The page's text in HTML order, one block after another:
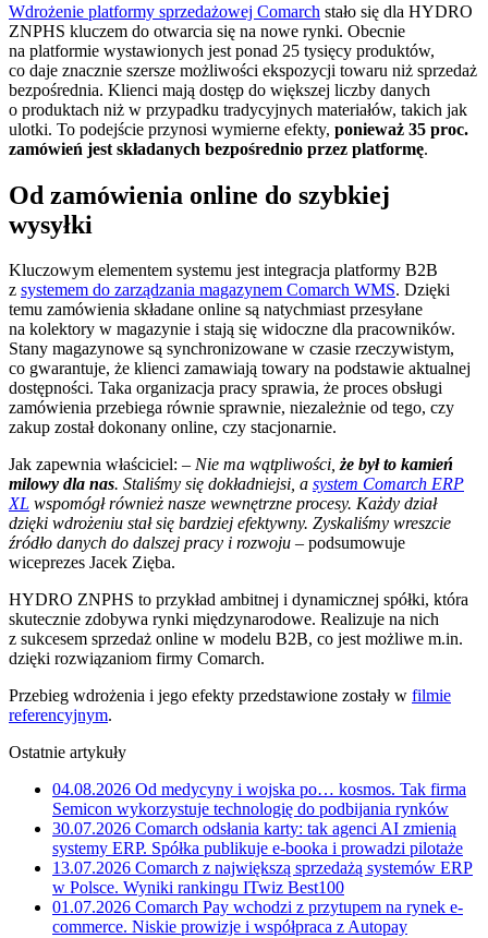
Wdrożenie platformy sprzedażowej Comarch stało się dla HYDRO
ZNPHS kluczem do otwarcia się na nowe rynki. Obecnie
na platformie wystawionych jest ponad 25 tysięcy produktów,
co daje znacznie szersze możliwości ekspozycji towaru niż sprzedaż
bezpośrednia. Klienci mają dostęp do większej liczby danych
o produktach niż w przypadku tradycyjnych materiałów, takich jak
ulotki. To podejście przynosi wymierne efekty, ponieważ 35 proc.
zamówień jest składanych bezpośrednio przez platformę.
Od zamówienia online do szybkiej
wysyłki
Kluczowym elementem systemu jest integracja platformy B2B
z systemem do zarządzania magazynem Comarch WMS. Dzięki
temu zamówienia składane online są natychmiast przesyłane
na kolektory w magazynie i stają się widoczne dla pracowników.
Stany magazynowe są synchronizowane w czasie rzeczywistym,
co gwarantuje, że klienci zamawiają towary na podstawie aktualnej
dostępności. Taka organizacja pracy sprawia, że proces obsługi
zamówienia przebiega równie sprawnie, niezależnie od tego, czy
zakup został dokonany online, czy stacjonarnie.
Jak zapewnia właściciel: – Nie ma wątpliwości,że był to kamień
milowy dla nas. Staliśmy się dokładniejsi, a system Comarch ERP
XL wspomógł również nasze wewnętrzne procesy. Każdy dział
dzięki wdrożeniu stał się bardziej efektywny. Zyskaliśmy wreszcie
źródło danych do dalszej pracy i rozwoju – podsumowuje
wiceprezes Jacek Zięba.
HYDRO ZNPHS to przykład ambitnej i dynamicznej spółki, która
skutecznie zdobywa rynki międzynarodowe. Realizuje na nich
z sukcesem sprzedaż online w modelu B2B, co jest możliwe m.in.
dzięki rozwiązaniom firmy Comarch.
Przebieg wdrożenia i jego efekty przedstawione zostały w filmie
referencyjnym.
Ostatnie artykuły
04.08.2026 Od medycyny i wojska po… kosmos. Tak firma
Semicon wykorzystuje technologię do podbijania rynków
30.07.2026 Comarch odsłania karty: tak agenci AI zmienią
systemy ERP. Spółka publikuje e-booka i prowadzi pilotaże
13.07.2026 Comarch z największą sprzedażą systemów ERP
w Polsce. Wyniki rankingu ITwiz Best100
01.07.2026 Comarch Pay wchodzi z przytupem na rynek e-
commerce. Niskie prowizje i współpraca z Autopay